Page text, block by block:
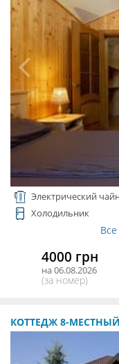
Электрический
Холодильник
4000 грн
на 06.08.2026
(за номер)
КОТТЕДЖ 8-